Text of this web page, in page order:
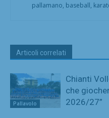
pallamano, baseball,
Articoli correlati
Pallavolo
Chianti
che
2026/27”